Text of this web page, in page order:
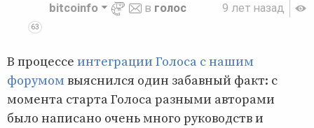
9 лет назад
63
bitcoinfo в голос
В процессе интеграции Голоса с нашим
форумом выяснился один забавный факт: с
момента старта Голоса разными авторами
было написано очень много руководств и